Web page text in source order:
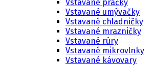
Vstavané práčky
Vstavané umývačky
Vstavané chladničky
Vstavané mrazničky
Vstavané rúry
Vstavané mikrovlnky
Vstavané kávovary